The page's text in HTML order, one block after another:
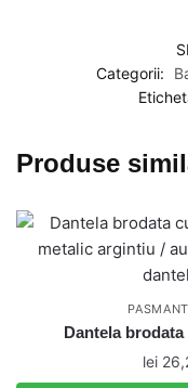
Categorii:
Produse
Dantela
lei